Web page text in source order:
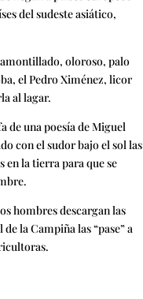
del sudeste asiático,
amontillado, oloroso, palo
el Pedro Ximénez, licor
al lagar.
de una poesía de Miguel
con el sudor bajo el sol las
en la tierra para que se
hombres descargan las
la Campiña las “pase” a